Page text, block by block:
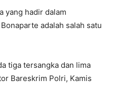
yang hadir dalam
adalah salah satu
tiga tersangka dan lima
Bareskrim Polri, Kamis